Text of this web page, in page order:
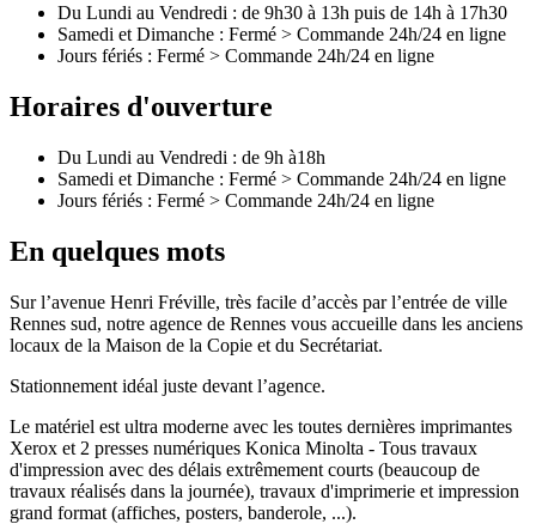
Du Lundi au Vendredi : de 9h30 à 13h puis de 14h à 17h30
Samedi et Dimanche : Fermé > Commande 24h/24 en ligne
Jours fériés : Fermé > Commande 24h/24 en ligne
Horaires d'ouverture
Du Lundi au Vendredi : de 9h à18h
Samedi et Dimanche : Fermé > Commande 24h/24 en ligne
Jours fériés : Fermé > Commande 24h/24 en ligne
En quelques mots
Sur l’avenue Henri Fréville, très facile d’accès par l’entrée de ville
Rennes sud, notre agence de Rennes vous accueille dans les anciens
locaux de la Maison de la Copie et du Secrétariat.
Stationnement idéal juste devant l’agence.
Le matériel est ultra moderne avec les toutes dernières imprimantes
Xerox et 2 presses numériques Konica Minolta - Tous travaux
d'impression avec des délais extrêmement courts (beaucoup de
travaux réalisés dans la journée), travaux d'imprimerie et impression
grand format (affiches, posters, banderole, ...).